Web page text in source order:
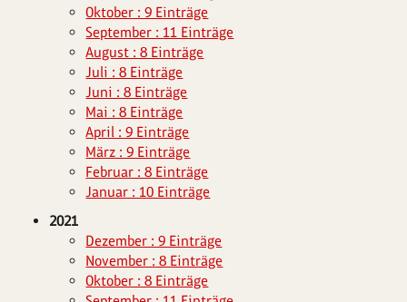
Oktober : 9 Einträge
September : 11 Einträge
August : 8 Einträge
Juli : 8 Einträge
Juni : 8 Einträge
Mai : 8 Einträge
April : 9 Einträge
März : 9 Einträge
Februar : 8 Einträge
Januar : 10 Einträge
2021
Dezember : 9 Einträge
November : 8 Einträge
Oktober : 8 Einträge